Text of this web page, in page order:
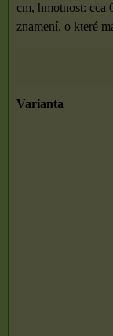
cm, hmotnost: cca
znamení, o které
Varianta